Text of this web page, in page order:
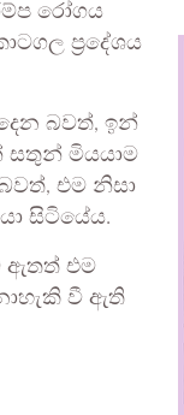
රෝගය
ප්‍රදේශය
බවත්, ඉන්
සතුන් මියයාම
එම නිසා
සිටියේය.
ඇතත් එම
වී ඇති